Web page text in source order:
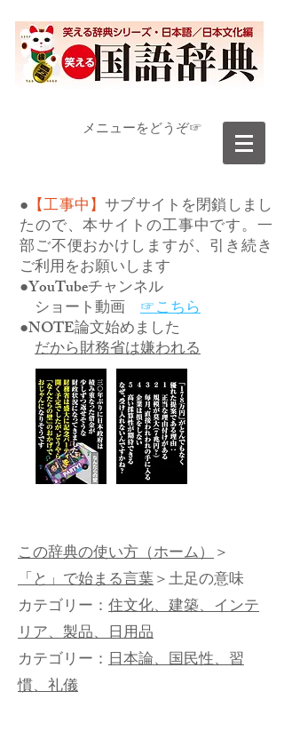
​メニューをどうぞ☞
● 【工事中】サブサイトを閉鎖しまし
たので、本サイトの工事中です。一
部ご不便おかけしますが、引き続き
ご利用をお願いします
●YouTubeチャンネル
ショート動画 ☞こちら
●NOTE論文始めました
だから財務省は嫌われる
この辞典の使い方（ホーム）＞
「と」で始まる言葉＞土足の意味
カテゴリー： 住文化、建築、インテ
リア、製品、日用品
カテゴリー： 日本論、国民性、習
慣、礼儀